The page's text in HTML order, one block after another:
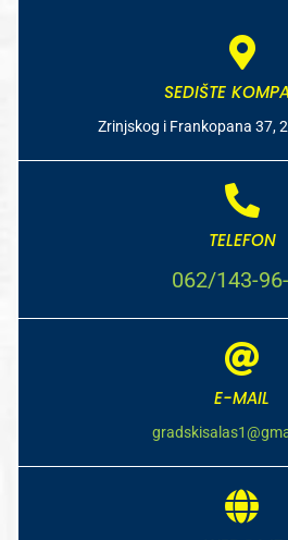
SEDIŠTE
Zrinjskog i Frankopana 37,
TELEFON
062/143-
E-MAIL